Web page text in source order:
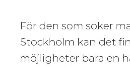
För den som söker
Stockholm kan det
möjligheter bara en